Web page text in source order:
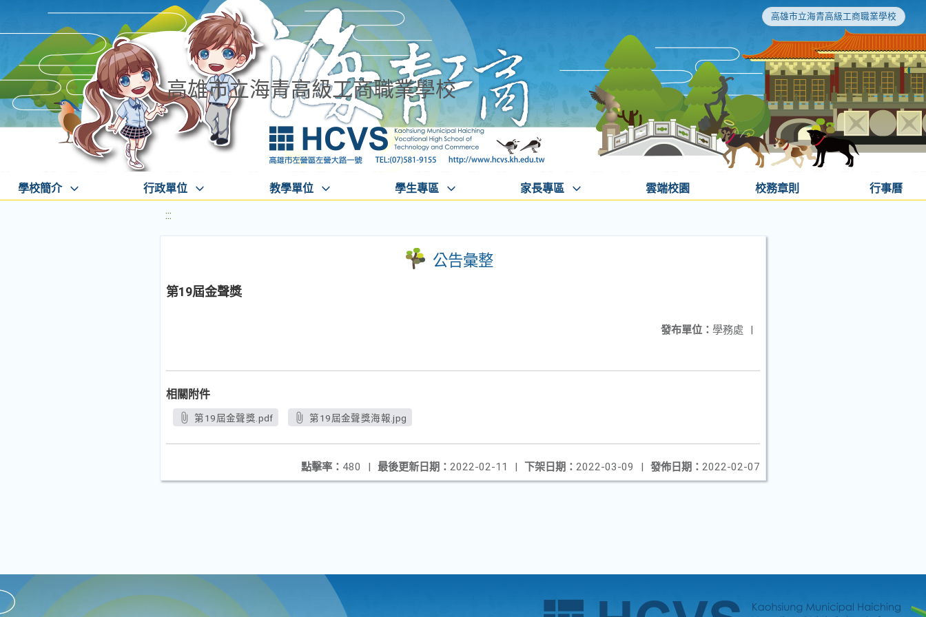
高雄市立海青高級工商職業學校
高雄市立海青高級工商職業學校
學校簡介 行政單位 教學單位 學生專區 家長專區 雲端校園 校務章則 行事曆
:::
公告彙整
第19屆金聲獎
發布單位： 學務處 |
相關附件
第19屆金聲獎.pdf 第19屆金聲獎海報.jpg
發佈日期： 2022-02-07
下架日期： 2022-03-09 |
最後更新日期： 2022-02-11 |
點擊率： 480 |